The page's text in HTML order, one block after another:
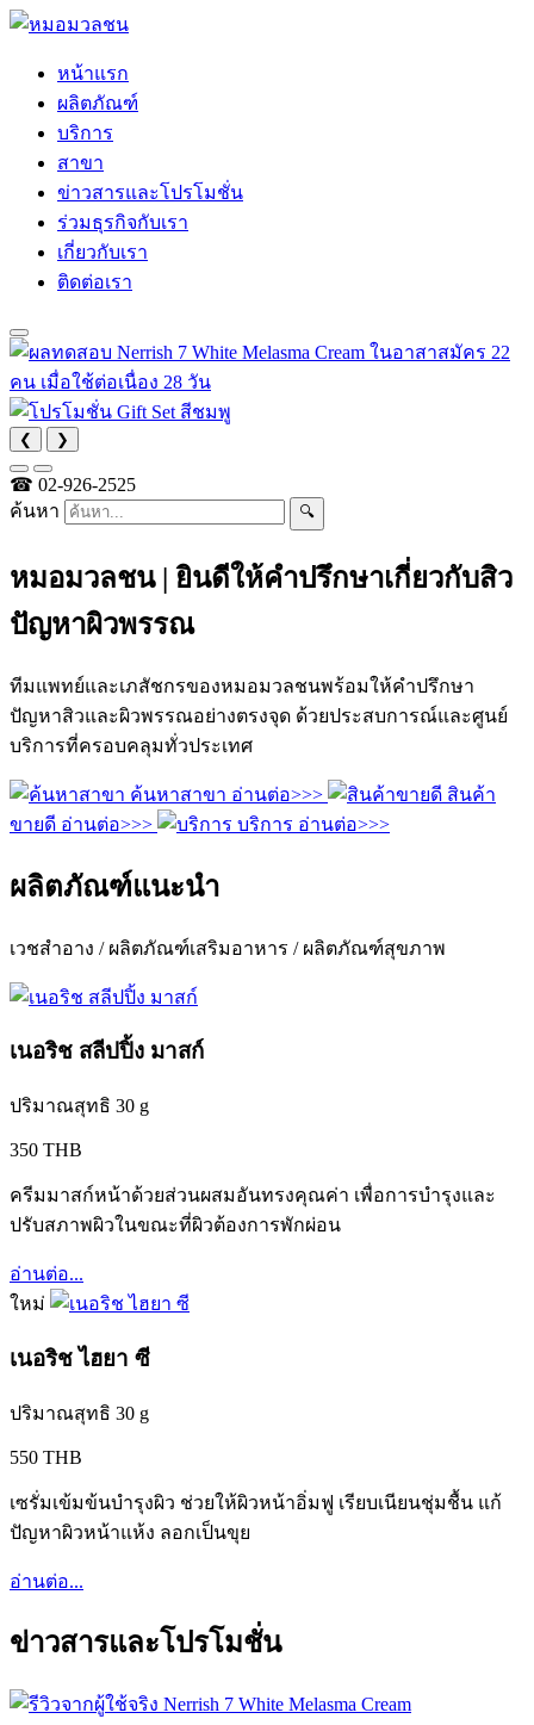
หน้าแรก
ผลิตภัณฑ์
บริการ
สาขา
ข่าวสารและโปรโมชั่น
ร่วมธุรกิจกับเรา
เกี่ยวกับเรา
ติดต่อเรา
❮ ❯
☎ 02-926-2525
ค้นหา
🔍
หมอมวลชน | ยินดีให้คำปรึกษาเกี่ยวกับสิว
ปัญหาผิวพรรณ
ทีมแพทย์และเภสัชกรของหมอมวลชนพร้อมให้คำปรึกษา
ปัญหาสิวและผิวพรรณอย่างตรงจุด ด้วยประสบการณ์และศูนย์
บริการที่ครอบคลุมทั่วประเทศ
ค้นหาสาขา อ่านต่อ>>>
สินค้า
ขายดี อ่านต่อ>>> บริการ อ่านต่อ>>>
ผลิตภัณฑ์แนะนำ
เวชสำอาง / ผลิตภัณฑ์เสริมอาหาร / ผลิตภัณฑ์สุขภาพ
เนอริช สลีปปิ้ง มาสก์
ปริมาณสุทธิ 30 g
350 THB
ครีมมาสก์หน้าด้วยส่วนผสมอันทรงคุณค่า เพื่อการบำรุงและ
ปรับสภาพผิวในขณะที่ผิวต้องการพักผ่อน
อ่านต่อ...
ใหม่
เนอริช ไฮยา ซี
ปริมาณสุทธิ 30 g
550 THB
เซรั่มเข้มข้นบำรุงผิว ช่วยให้ผิวหน้าอิ่มฟู เรียบเนียนชุ่มชื้น แก้
ปัญหาผิวหน้าแห้ง ลอกเป็นขุย
อ่านต่อ...
ข่าวสารและโปรโมชั่น